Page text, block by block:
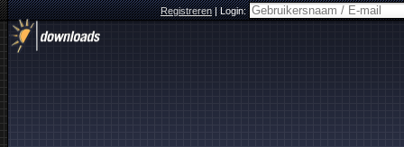
Registreren|Login: